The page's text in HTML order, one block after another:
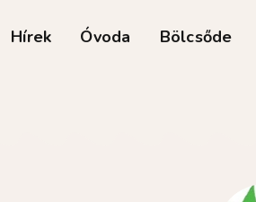
Hírek Óvoda Bölcsőde